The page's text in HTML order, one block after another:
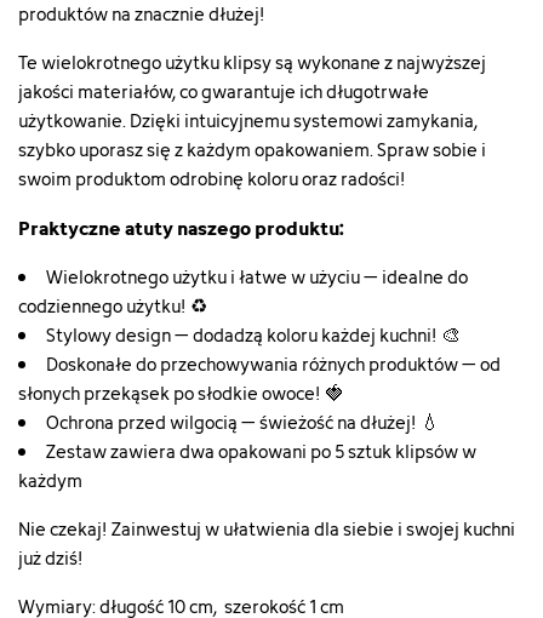
produktów na znacznie dłużej!
Te wielokrotnego użytku klipsy są wykonane z najwyższej
jakości materiałów, co gwarantuje ich długotrwałe
użytkowanie. Dzięki intuicyjnemu systemowi zamykania,
szybko uporasz się z każdym opakowaniem. Spraw sobie i
swoim produktom odrobinę koloru oraz radości!
Praktyczne atuty naszego produktu:
Wielokrotnego użytku i łatwe w użyciu – idealne do
codziennego użytku! ♻️
Stylowy design – dodadzą koloru każdej kuchni! 🎨
Doskonałe do przechowywania różnych produktów – od
słonych przekąsek po słodkie owoce! 🍓
Ochrona przed wilgocią – świeżość na dłużej! 💧
Zestaw zawiera dwa opakowani po 5 sztuk klipsów w
każdym
Nie czekaj! Zainwestuj w ułatwienia dla siebie i swojej kuchni
już dziś!
Wymiary: długość 10 cm, szerokość 1 cm